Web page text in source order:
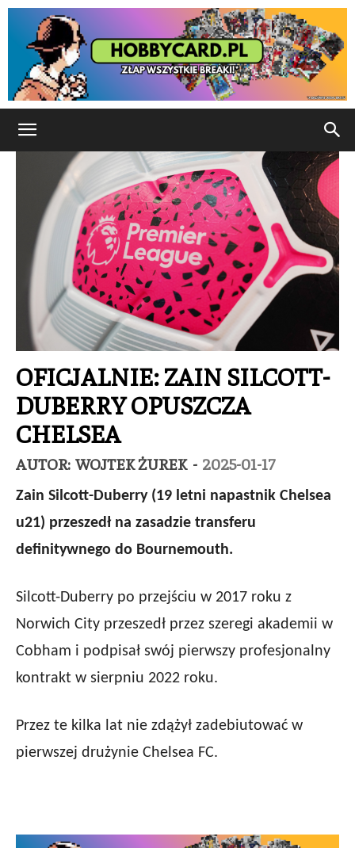
OFICJALNIE: ZAIN SILCOTT-
DUBERRY OPUSZCZA
CHELSEA
AUTOR: WOJTEK ŻUREK - 2025-01-17
Zain Silcott-Duberry (19 letni napastnik Chelsea
u21) przeszedł na zasadzie transferu
definitywnego do Bournemouth.
Silcott-Duberry po przejściu w 2017 roku z
Norwich City przeszedł przez szeregi akademii w
Cobham i podpisał swój pierwszy profesjonalny
kontrakt w sierpniu 2022 roku.
Przez te kilka lat nie zdążył zadebiutować w
pierwszej drużynie Chelsea FC.